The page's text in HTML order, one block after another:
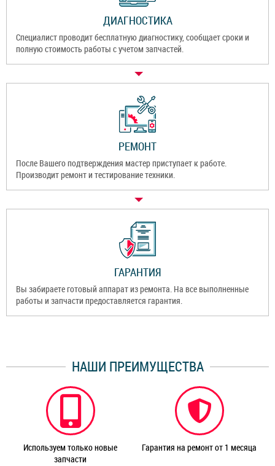
ДИАГНОСТИКА
Специалист проводит бесплатную диагностику, сообщает сроки и
полную стоимость работы с учетом запчастей.
РЕМОНТ
После Вашего подтверждения мастер приступает к работе.
Производит ремонт и тестирование техники.
ГАРАНТИЯ
Вы забираете готовый аппарат из ремонта. На все выполненные
работы и запчасти предоставляется гарантия.
НАШИ ПРЕИМУЩЕСТВА
Используем только новые
запчасти
Гарантия на ремонт от 1 месяца